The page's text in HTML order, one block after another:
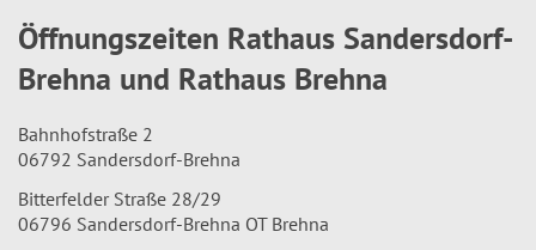
Öffnungszeiten Rathaus Sandersdorf-
Brehna und Rathaus Brehna
Bahnhofstraße 2
06792 Sandersdorf-Brehna
Bitterfelder Straße 28/29
06796 Sandersdorf-Brehna OT Brehna